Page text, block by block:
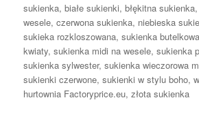
sukienka,białe sukienki,błękitna sukienka
wesele,czerwona sukienka, niebieska
sukieka rozkloszowana,sukienka
kwiaty,sukienka midi na wesele,sukienka
sukienka sylwester,sukienka wieczorowa
sukienki czerwone,sukienki w stylu boho,
hurtownia Factoryprice.eu,złota sukienka